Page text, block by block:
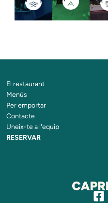
El restaurant
Menús
Per emportar
Contacte
Uneix-te a l'equip
RESERVAR